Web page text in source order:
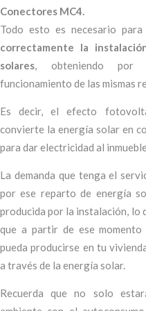
Conectores MC4.
Todo esto es necesario para
correctamente la
solares, obteniendo
funcionamiento de las mismas
Es decir, el efecto
convierte la energía solar en
para dar electricidad al
La demanda que tenga el
por ese reparto de energía
producida por la instalación, lo
que a partir de ese momento
pueda producirse en tu
a través de la energía solar.
Recuerda que no solo